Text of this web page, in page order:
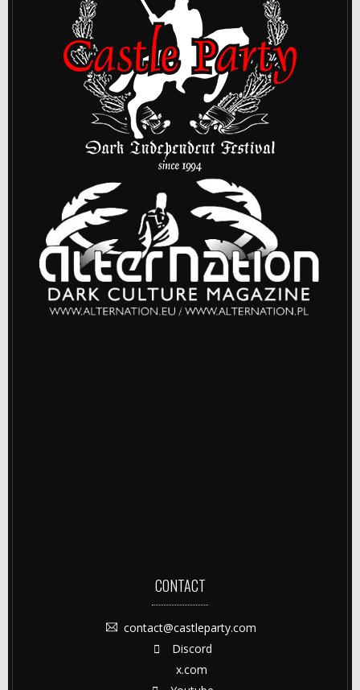
CONTACT
contact@castleparty.com
Discord
x.com